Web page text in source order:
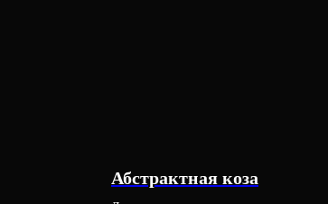
Абстрактная коза